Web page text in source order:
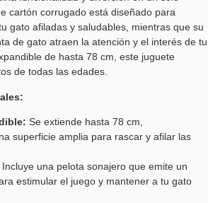
cartón corrugado está diseñado para
gato afiladas y saludables, mientras que su
de gato atraen la atención y el interés de tu
de hasta 78 cm, este juguete
de todas las edades.
Se extiende hasta 78 cm,
superficie amplia para rascar y afilar las
Incluye una pelota sonajero que emite un
estimular el juego y mantener a tu gato